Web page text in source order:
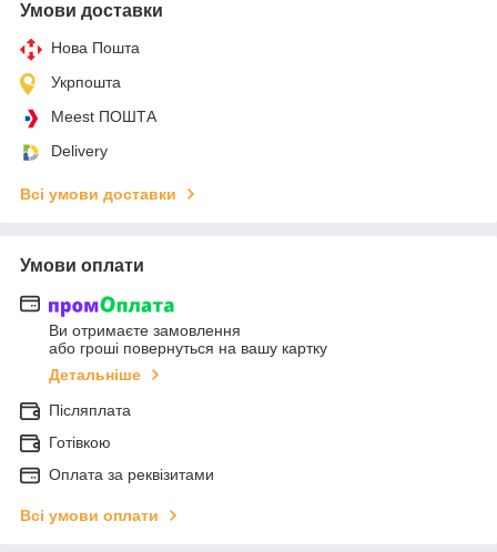
Умови доставки
Нова Пошта
Укрпошта
Meest ПОШТА
Delivery
Всі умови доставки
Умови оплати
Ви отримаєте замовлення
або гроші повернуться на вашу картку
Детальніше
Післяплата
Готівкою
Оплата за реквізитами
Всі умови оплати